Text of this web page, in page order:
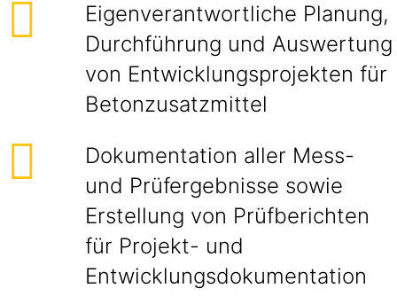
Eigenverantwortliche Planung,
Durchführung und Auswertung
von Entwicklungsprojekten für
Betonzusatzmittel
Dokumentation aller Mess-
und Prüfergebnisse sowie
Erstellung von Prüfberichten
für Projekt- und
Entwicklungsdokumentation